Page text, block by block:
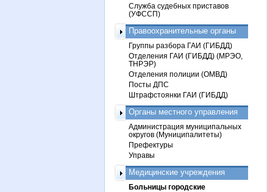
Служба судебных приставов
(УФССП)
Правоохранительные органы
Группы разбора ГАИ (ГИБДД)
Отделения ГАИ (ГИБДД) (МРЭО,
ТНРЭР)
Отделения полиции (ОМВД)
Посты ДПС
Штрафстоянки ГАИ (ГИБДД)
Органы местного управления
Администрация муниципальных
округов (Муниципалитеты)
Префектуры
Управы
Медицинские учреждения
Больницы городские